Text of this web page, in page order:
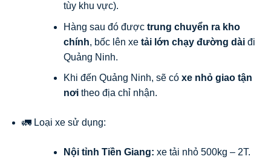
tùy khu vực).
Hàng sau đó được trung chuyển ra kho
chính, bốc lên xe tải lớn chạy đường dàiđi
Quảng Ninh.
Khi đến Quảng Ninh, sẽ có xe nhỏ giao tận
nơitheo địa chỉ nhận.
🚛 Loại xe sử dụng:
Nội tỉnh Tiền Giang: xe tải nhỏ 500kg – 2T.